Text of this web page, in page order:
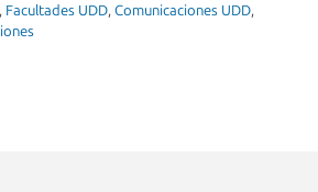
, Facultades UDD, Comunicaciones UDD,